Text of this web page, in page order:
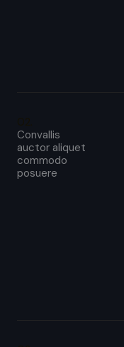
Convallis
auctor aliquet
commodo
posuere